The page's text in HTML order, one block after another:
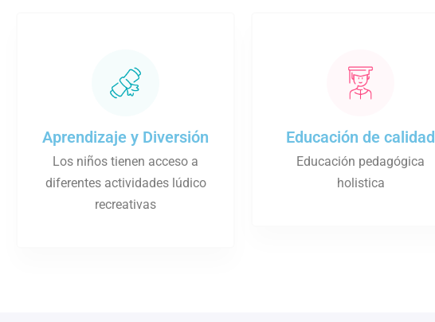
Aprendizaje y Diversión
Los niños tienen acceso a
diferentes actividades lúdico
recreativas
Educación de calidad
Educación pedagógica
holistica